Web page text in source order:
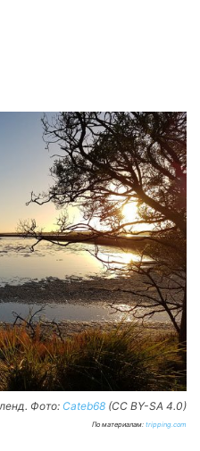
Фото: Cateb68 (CC BY-SA 4.0)
По материалам: tripping.com